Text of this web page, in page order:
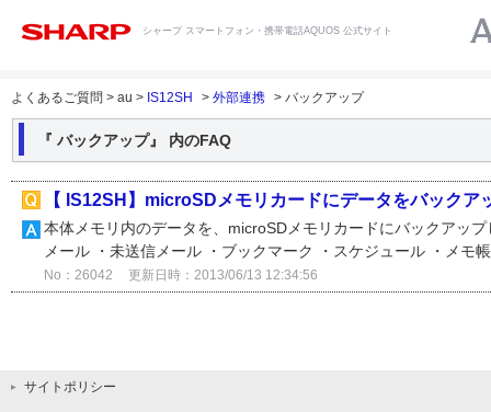
シャープ スマートフォン・携帯電話AQUOS 公式サイト
よくあるご質問 > au > IS12SH > 外部連携 > バックアップ
『 バックアップ』 内のFAQ
【 IS12SH】microSDメモリカードにデータをバックア
本体メモリ内のデータを、microSDメモリカードにバックアッ
メール ・未送信メール ・ブックマーク ・スケジュール ・メモ
No：26042 更新日時：2013/06/13 12:34:56
サイトポリシー